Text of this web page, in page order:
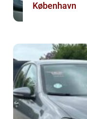
København